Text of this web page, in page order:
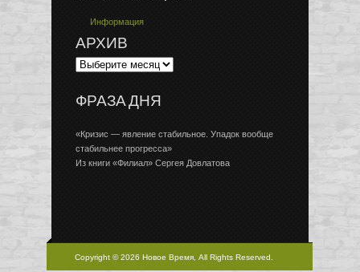
Информация
АРХИВ
ФРАЗА ДНЯ
«Кризис — явление стабильное. Упадок вообще
стабильнее прогресса»
Из книги «Филиал» Сергея Довлатова
Copyright © 2026 Новое Время, All Rights Reserved.